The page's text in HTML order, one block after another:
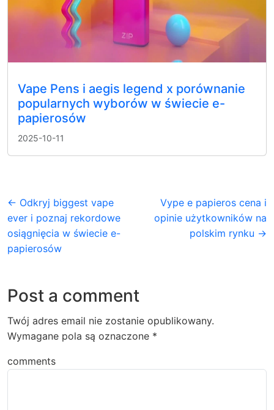
Vape Pens i aegis legend x porównanie
popularnych wyborów w świecie e-
papierosów
2025-10-11
← Odkryj biggest vape
ever i poznaj rekordowe
osiągnięcia w świecie e-
papierosów
Vype e papieros cena i
opinie użytkowników na
polskim rynku →
Post a comment
Twój adres email nie zostanie opublikowany.
Wymagane pola są oznaczone *
comments